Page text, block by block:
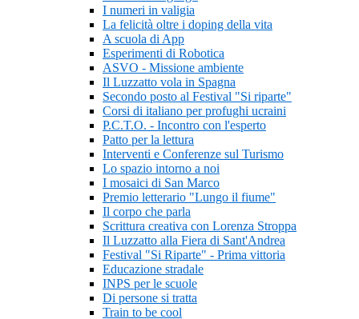
I numeri in valigia
La felicità oltre i doping della vita
A scuola di App
Esperimenti di Robotica
ASVO - Missione ambiente
Il Luzzatto vola in Spagna
Secondo posto al Festival "Si riparte"
Corsi di italiano per profughi ucraini
P.C.T.O. - Incontro con l'esperto
Patto per la lettura
Interventi e Conferenze sul Turismo
Lo spazio intorno a noi
I mosaici di San Marco
Premio letterario "Lungo il fiume"
Il corpo che parla
Scrittura creativa con Lorenza Stroppa
Il Luzzatto alla Fiera di Sant'Andrea
Festival "Si Riparte" - Prima vittoria
Educazione stradale
INPS per le scuole
Di persone si tratta
Train to be cool